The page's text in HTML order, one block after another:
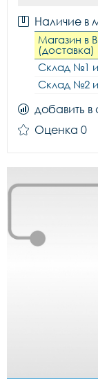
Наличие в
Магазин в
(доставка)
Склад №1
Склад №2
добавить
Оценка 0